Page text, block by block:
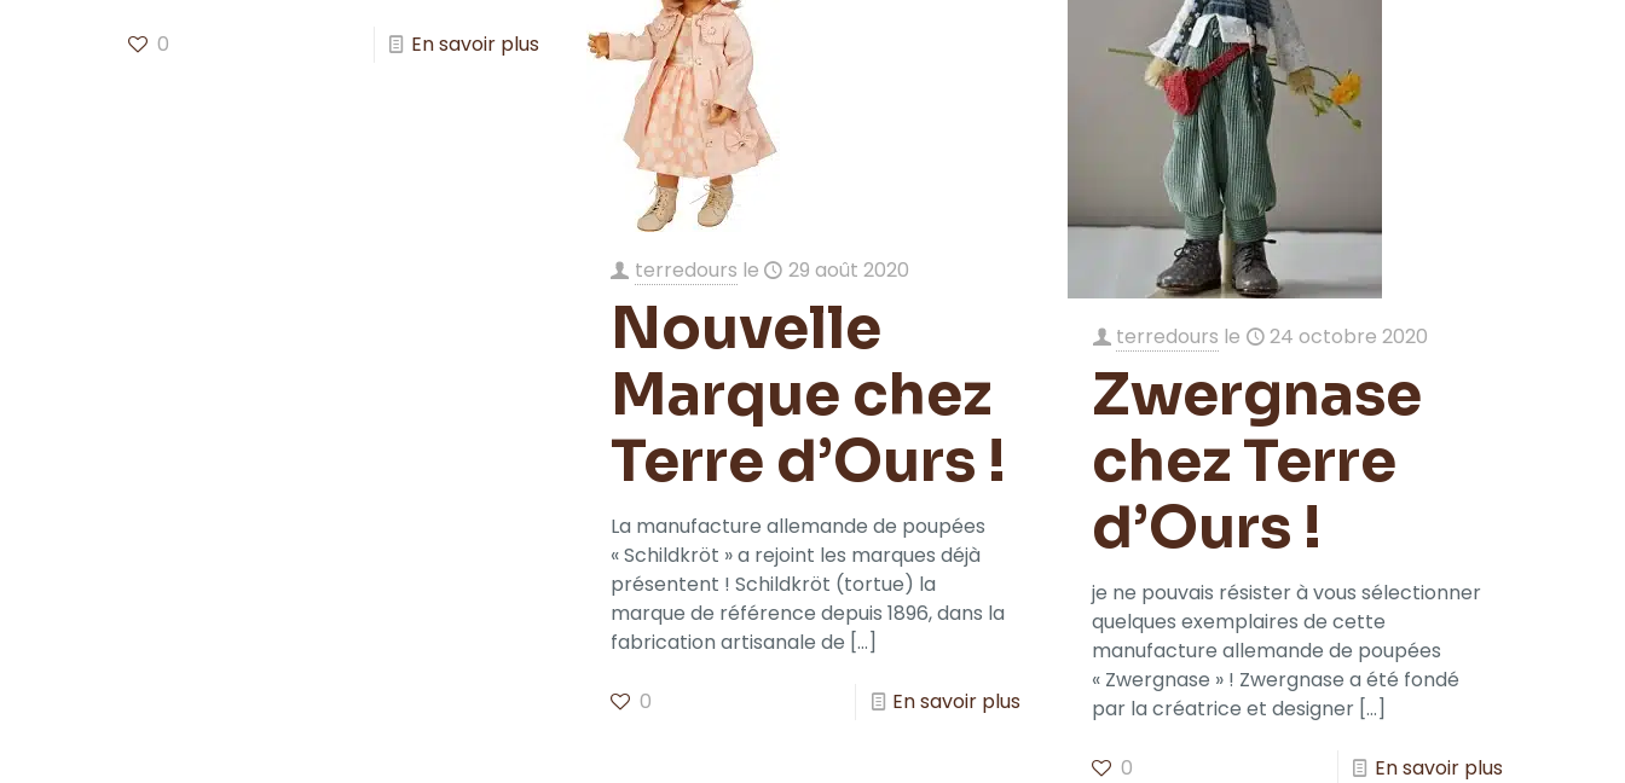
0 En savoir plus
terredours le 24 octobre 2020
Zwergnase
chez Terre
d’Ours !
je ne pouvais résister à vous sélectionner
quelques exemplaires de cette
manufacture allemande de poupées
« Zwergnase » ! Zwergnase a été fondé
par la créatrice et designer […]
0 En savoir plus
terredours le 29 août 2020
Nouvelle
Marque chez
Terre d’Ours !
La manufacture allemande de poupées
« Schildkröt » a rejoint les marques déjà
présentent ! Schildkröt (tortue) la
marque de référence depuis 1896, dans la
fabrication artisanale de […]
0 En savoir plus